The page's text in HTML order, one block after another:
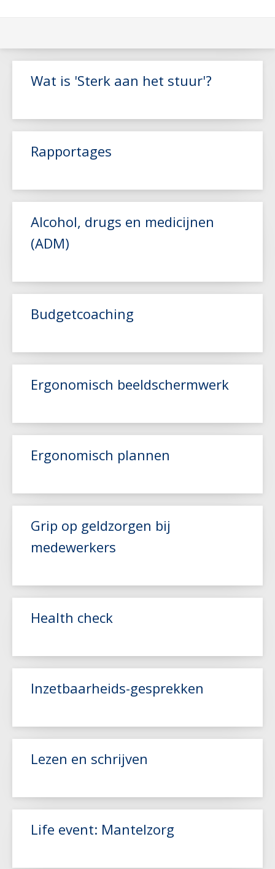
Wat is 'Sterk aan het stuur'?
Rapportages
Lees meer
Alcohol, drugs en medicijnen
(ADM)
Lees meer
Budgetcoaching
Ergonomisch beeldschermwerk
Lees meer
Ergonomisch plannen
Lees meer
Grip op geldzorgen bij
medewerkers
Lees meer
Health check
Inzetbaarheids-gesprekken
Lees meer
Lezen en schrijven
Life event: Mantelzorg